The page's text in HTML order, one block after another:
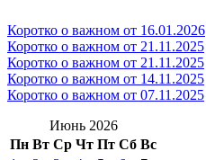
Коротко о важном от 16.01.2026
Коротко о важном от 21.11.2025
Коротко о важном от 21.11.2025
Коротко о важном от 14.11.2025
Коротко о важном от 07.11.2025
Июнь 2026
Пн Вт Ср Чт Пт Сб Вс